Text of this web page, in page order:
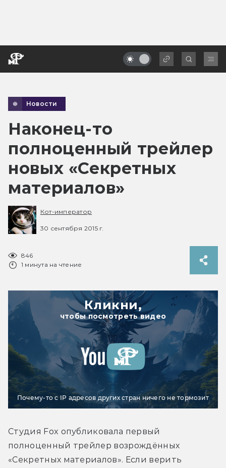
Новости
Наконец-то
полноценный трейлер
новых «Секретных
материалов»
Кот-император
30 сентября 2015 г.
846
1 минута на чтение
Кликни,
чтобы посмотреть видео
Почему-то с IP адресов других стран ничего не тормозит
Студия Fox опубликовала первый
полноценный трейлер возрождённых
«Секретных материалов». Если верить